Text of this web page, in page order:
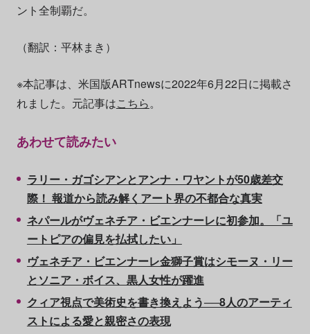
ント全制覇だ。
（翻訳：平林まき）
※本記事は、米国版ARTnewsに2022年6月22日に掲載さ
れました。元記事はこちら。
あわせて読みたい
ラリー・ガゴシアンとアンナ・ワヤントが50歳差交
際！ 報道から読み解くアート界の不都合な真実
ネパールがヴェネチア・ビエンナーレに初参加。「ユ
ートピアの偏見を払拭したい」
ヴェネチア・ビエンナーレ金獅子賞はシモーヌ・リー
とソニア・ボイス、黒人女性が躍進
クィア視点で美術史を書き換えよう──8人のアーティ
ストによる愛と親密さの表現